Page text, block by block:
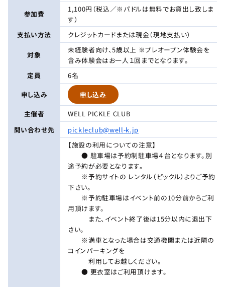
参加費
1,100円（税込／※パドルは無料でお貸出し致しま
す）
支払い方法
クレジットカードまたは現金（現地支払い）
対象
未経験者向け、5歳以上 ※プレオープン体験会を
含み体験会はお一人１回までとなります。
定員
6名
申し込み
申し込み
主催者
WELL PICKLE CLUB
問い合わせ先
pickleclub@well-k.jp
【施設の利用についての注意】
● 駐車場は予約制駐車場４台となります。別
途予約が必要となります。
※予約サイトの レンタル（ピックル）よりご予約
下さい。
※予約駐車場はイベント前の10分前からご利
用頂けます。
また、イベント終了後は15分以内に退出下
さい。
※満車となった場合は交通機関または近隣の
コインパーキングを
利用してお越しください。
● 更衣室はご利用頂けます。